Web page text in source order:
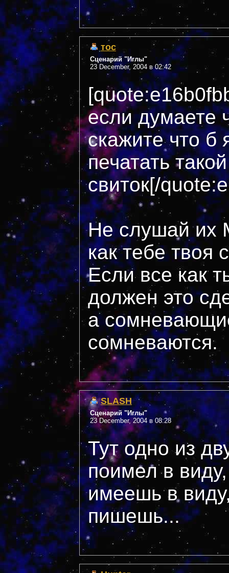
тос
Сценарий "Иглы"
23 December, 2004 в 02:42
если думаете
скажите что б
печатать такой
свиток[/
Не слушай их
как тебе твоя
Если все как
должен это
а
сомневаются.
SLASH
Сценарий "Иглы"
23 December, 2004 в 08:28
Тут одно из
поимел в
имеешь в
пишешь...